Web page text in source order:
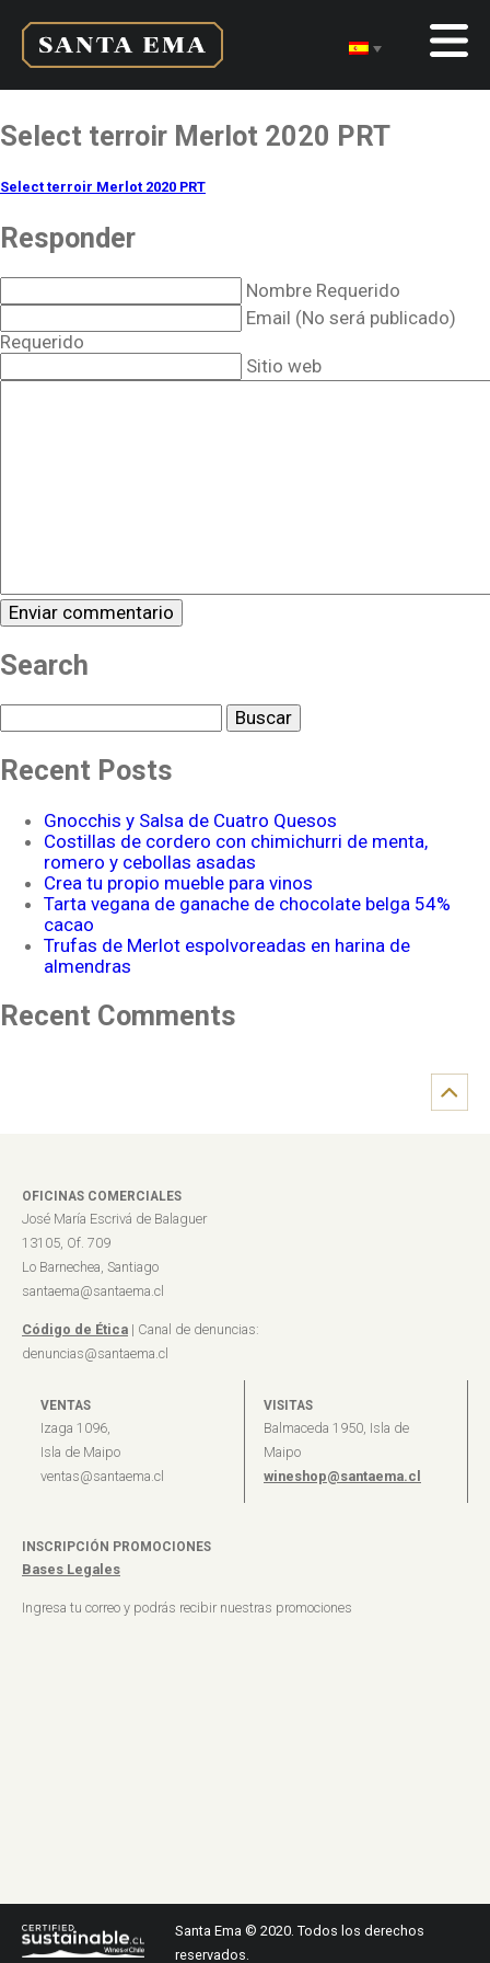
Select terroir Merlot 2020 PRT
Select terroir Merlot 2020 PRT
Responder
Nombre Requerido
Email (No será publicado)
Requerido
Sitio web
Search
Recent Posts
Gnocchis y Salsa de Cuatro Quesos
Costillas de cordero con chimichurri de menta,
romero y cebollas asadas
Crea tu propio mueble para vinos
Tarta vegana de ganache de chocolate belga 54%
cacao
Trufas de Merlot espolvoreadas en harina de
almendras
Recent Comments
OFICINAS COMERCIALES
José María Escrivá de Balaguer
13105, Of. 709
Lo Barnechea, Santiago
santaema@santaema.cl
Código de Ética | Canal de denuncias:
denuncias@santaema.cl
VENTAS
Izaga 1096,
Isla de Maipo
ventas@santaema.cl
VISITAS
Balmaceda 1950, Isla de
Maipo
wineshop@santaema.cl
INSCRIPCIÓN PROMOCIONES
Bases Legales
Ingresa tu correo y podrás recibir nuestras promociones
Santa Ema © 2020. Todos los derechos
reservados.